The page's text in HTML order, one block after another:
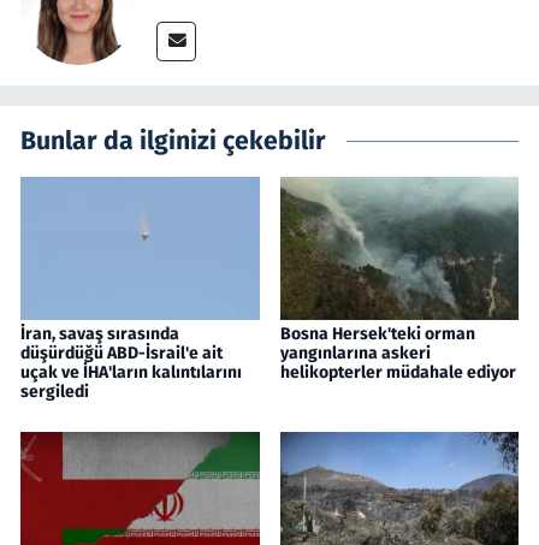
Bunlar da ilginizi çekebilir
İran, savaş sırasında
düşürdüğü ABD-İsrail'e ait
uçak ve İHA'ların kalıntılarını
sergiledi
Bosna Hersek'teki orman
yangınlarına askeri
helikopterler müdahale ediyor